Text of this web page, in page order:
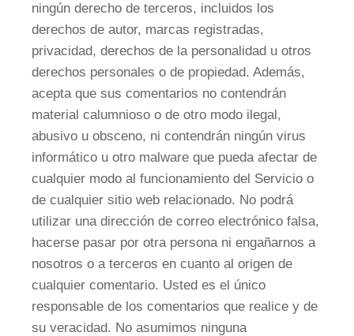
ningún derecho de terceros, incluidos los
derechos de autor, marcas registradas,
privacidad, derechos de la personalidad u otros
derechos personales o de propiedad. Además,
acepta que sus comentarios no contendrán
material calumnioso o de otro modo ilegal,
abusivo u obsceno, ni contendrán ningún virus
informático u otro malware que pueda afectar de
cualquier modo al funcionamiento del Servicio o
de cualquier sitio web relacionado. No podrá
utilizar una dirección de correo electrónico falsa,
hacerse pasar por otra persona ni engañarnos a
nosotros o a terceros en cuanto al origen de
cualquier comentario. Usted es el único
responsable de los comentarios que realice y de
su veracidad. No asumimos ninguna